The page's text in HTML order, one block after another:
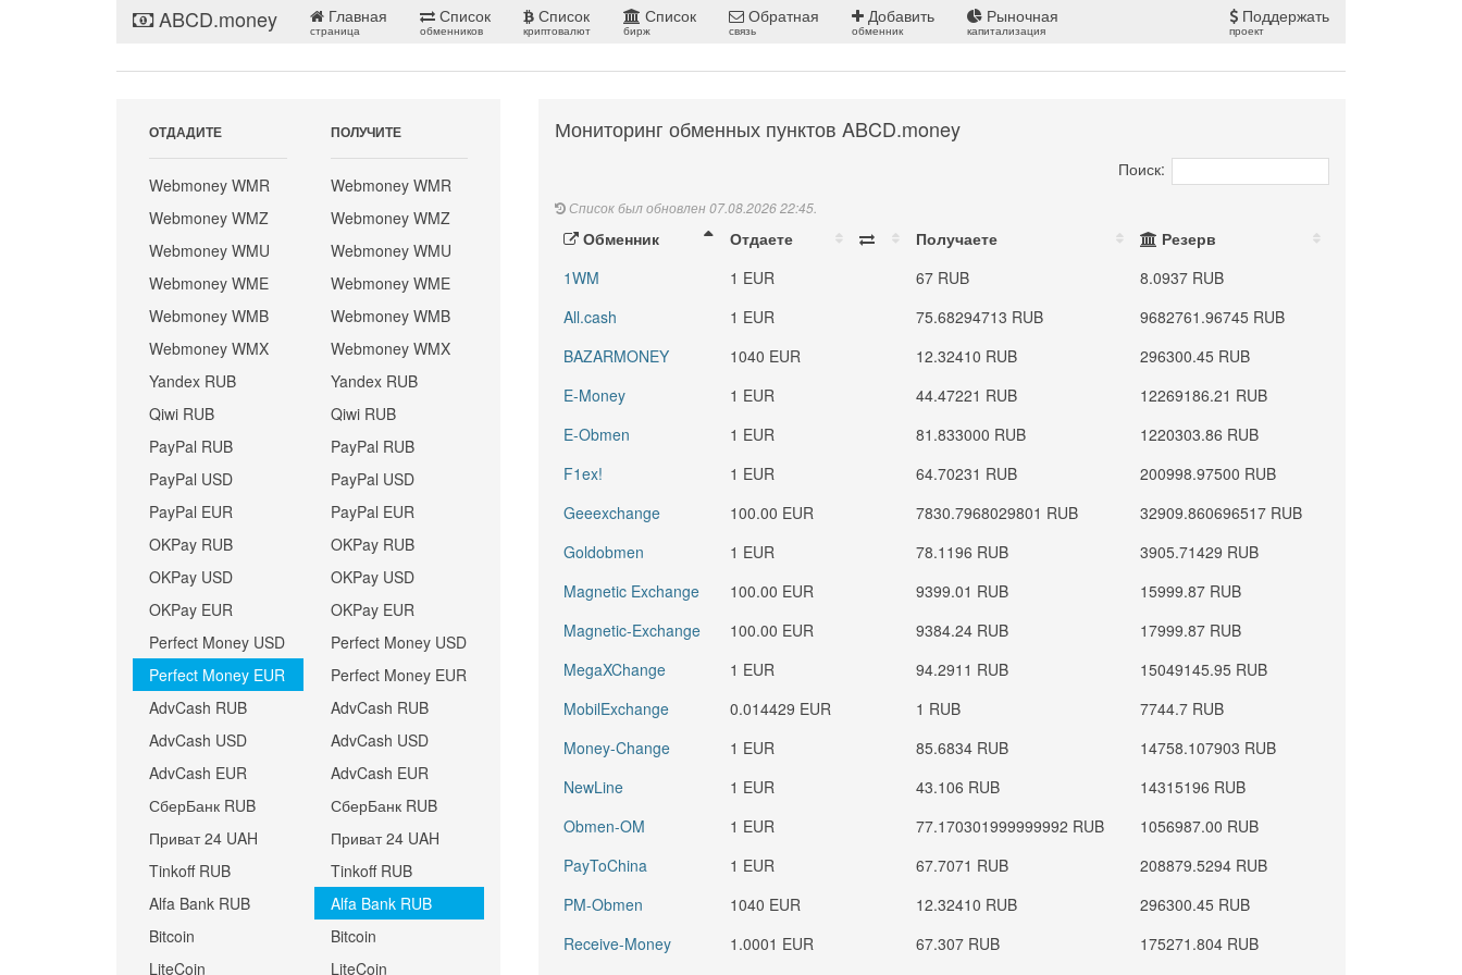
ABCD.money Главная
страница
Список
обменников
Список
криптовалют
Список
бирж
Обратная
связь
Добавить
обменник
Рыночная
капитализация
Поддержать
проект
ОТДАДИТЕ
Webmoney WMR
Webmoney WMZ
Webmoney WMU
Webmoney WME
Webmoney WMB
Webmoney WMX
Yandex RUB
Qiwi RUB
PayPal RUB
PayPal USD
PayPal EUR
OKPay RUB
OKPay USD
OKPay EUR
Perfect Money USD
Perfect Money EUR
AdvCash RUB
AdvCash USD
AdvCash EUR
СберБанк RUB
Приват 24 UAH
Tinkoff RUB
Alfa Bank RUB
Bitcoin
LiteCoin
ПОЛУЧИТЕ
Webmoney WMR
Webmoney WMZ
Webmoney WMU
Webmoney WME
Webmoney WMB
Webmoney WMX
Yandex RUB
Qiwi RUB
PayPal RUB
PayPal USD
PayPal EUR
OKPay RUB
OKPay USD
OKPay EUR
Perfect Money USD
Perfect Money EUR
AdvCash RUB
AdvCash USD
AdvCash EUR
СберБанк RUB
Приват 24 UAH
Tinkoff RUB
Alfa Bank RUB
Bitcoin
LiteCoin
Мониторинг обменных пунктов ABCD.money
Поиск:
Список был обновлен 07.08.2026 22:45.
Обменник Отдаете Получаете
Резерв
1WM
1 EUR 67 RUB
8.0937 RUB
All.cash
1 EUR 75.68294713 RUB
9682761.96745 RUB
BAZARMONEY
1040 EUR 12.32410 RUB
296300.45 RUB
E-Money
1 EUR 44.47221 RUB
12269186.21 RUB
E-Obmen
1 EUR 81.833000 RUB
1220303.86 RUB
F1ex!
1 EUR 64.70231 RUB
200998.97500 RUB
Geeexchange
100.00 EUR 7830.7968029801 RUB
32909.860696517 RUB
Goldobmen
1 EUR 78.1196 RUB
3905.71429 RUB
Magnetic Exchange
100.00 EUR 9399.01 RUB
15999.87 RUB
Magnetic-Exchange
100.00 EUR 9384.24 RUB
17999.87 RUB
MegaXChange
1 EUR 94.2911 RUB
15049145.95 RUB
MobilExchange
0.014429 EUR 1 RUB
7744.7 RUB
Money-Change
1 EUR 85.6834 RUB
14758.107903 RUB
NewLine
1 EUR 43.106 RUB
14315196 RUB
Obmen-OM
1 EUR 77.170301999999992 RUB
1056987.00 RUB
PayToChina
1 EUR 67.7071 RUB
208879.5294 RUB
PM-Obmen
1040 EUR 12.32410 RUB
296300.45 RUB
Receive-Money
1.0001 EUR 67.307 RUB
175271.804 RUB